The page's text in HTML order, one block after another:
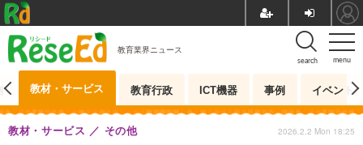
menu
search
教育業界ニュース
教材・サービス 教育行政 ICT機器 事例 イベント
教材・サービス その他 2026.2.2 Mon 18:25